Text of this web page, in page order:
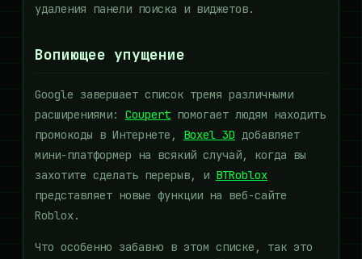
удаления панели поиска и виджетов.
Вопиющее упущение
Google завершает список тремя различными
расширениями: Coupert помогает людям находить
промокоды в Интернете, Boxel 3D добавляет
мини-платформер на всякий случай, когда вы
захотите сделать перерыв, и BTRoblox
представляет новые функции на веб-сайте
Roblox.
Что особенно забавно в этом списке, так это